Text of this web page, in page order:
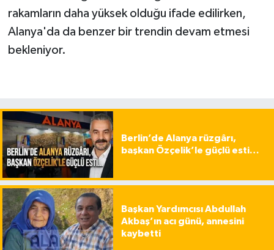
rakamların daha yüksek olduğu ifade edilirken,
Alanya'da da benzer bir trendin devam etmesi
bekleniyor.
Berlin’de Alanya rüzgârı,
başkan Özçelik’le güçlü esti…
Başkan Yardımcısı Abdullah
Akbaş’ın acı günü, annesini
kaybetti